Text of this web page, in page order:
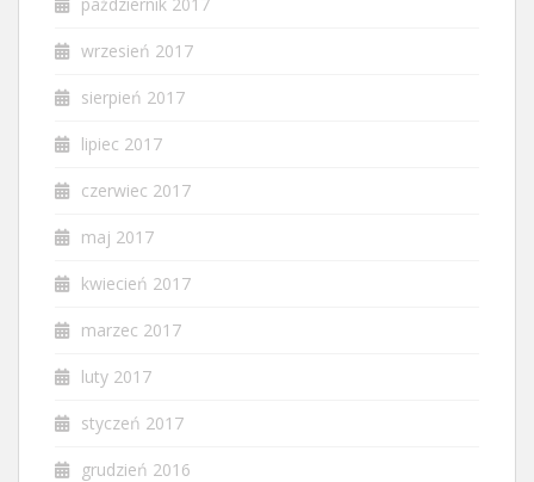
wrzesień 2017
sierpień 2017
lipiec 2017
czerwiec 2017
maj 2017
kwiecień 2017
marzec 2017
luty 2017
styczeń 2017
grudzień 2016